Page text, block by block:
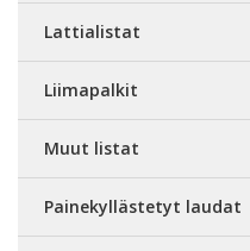
Lattialistat
Liimapalkit
Muut listat
Painekyllästetyt laudat